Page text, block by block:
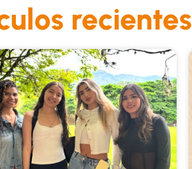
recientes